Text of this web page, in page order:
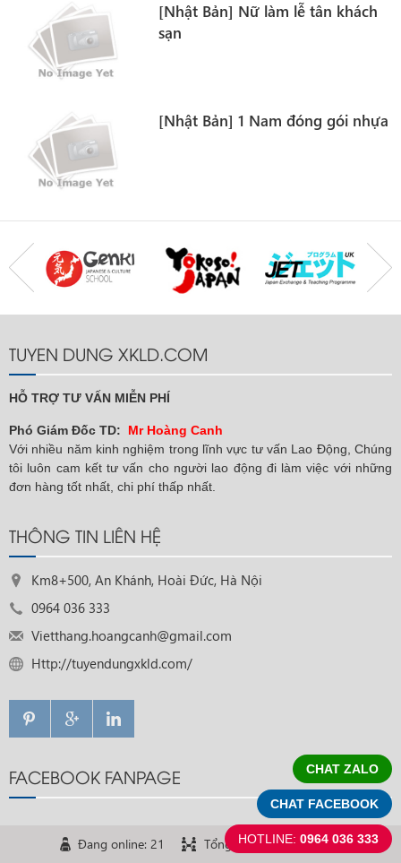
[Nhật Bản] Nữ làm lễ tân khách
sạn
[Nhật Bản] 1 Nam đóng gói nhựa
TUYEN DUNG XKLD.COM
HỖ TRỢ TƯ VẤN MIỄN PHÍ
Phó Giám Đốc TD:
Mr Hoàng Canh
Với nhiều năm kinh nghiệm trong lĩnh vực tư vấn Lao Động, Chúng
tôi luôn cam kết tư vấn cho người lao động đi làm việc với những
đơn hàng tốt nhất, chi phí thấp nhất.
THÔNG TIN LIÊN HỆ
Km8+500, An Khánh, Hoài Đức, Hà Nội
0964 036 333
Vietthang.hoangcanh@gmail.com
Http://tuyendungxkld.com/
FACEBOOK FANPAGE
Đang online: 21 Tổng truy cập: 3.576.509
CHAT ZALO
CHAT FACEBOOK
HOTLINE: 0964 036 333